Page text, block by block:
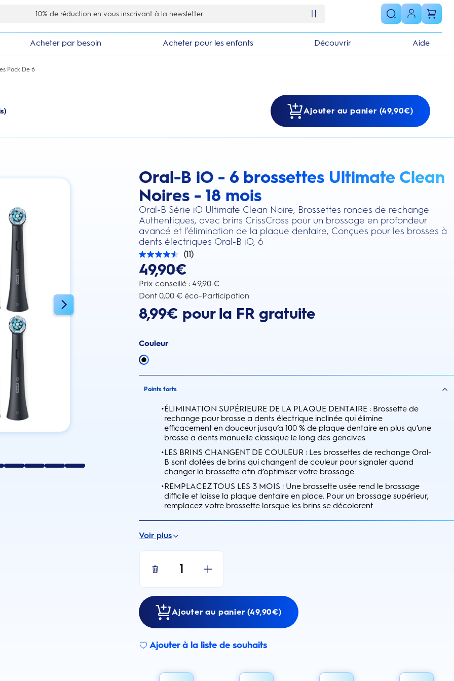
10% de réduction en vous inscrivant à la newsletter
Acheter par besoin Acheter pour les enfants Découvrir Aide
Pack De 6
Ajouter au panier (49,90€)
Oral-B iO - 6 brossettes Ultimate Clean
Noires - 18 mois
Oral-B Série iO Ultimate Clean Noire, Brossettes rondes de rechange
Authentiques, avec brins CrissCross pour un brossage en profondeur
avancé et l’élimination de la plaque dentaire, Conçues pour les brosses à
dents électriques Oral-B iO, 6
this action will scroll you to the reviews section
(11)
4.5
sur
5
étoiles.
11
avis
49,90€
Prix conseillé : 49,90 €
Dont 0,00 € éco-Participation
8,99€ pour la FR gratuite
Couleur
Points forts
•ÉLIMINATION SUPÉRIEURE DE LA PLAQUE DENTAIRE : Brossette de
rechange pour brosse a dents électrique inclinée qui élimine
efficacement en douceur jusqu’a 100 % de plaque dentaire en plus qu’une
brosse a dents manuelle classique le long des gencives
•LES BRINS CHANGENT DE COULEUR : Les brossettes de rechange Oral-
B sont dotées de brins qui changent de couleur pour signaler quand
changer la brossette afin d’optimiser votre brossage
•REMPLACEZ TOUS LES 3 MOIS : Une brossette usée rend le brossage
difficile et laisse la plaque dentaire en place. Pour un brossage supérieur,
remplacez votre brossette lorsque les brins se décolorent
Voir plus
1
Ajouter au panier (49,90€)
Ajouter à la liste de souhaits
I agree to receive email alerts about this product.